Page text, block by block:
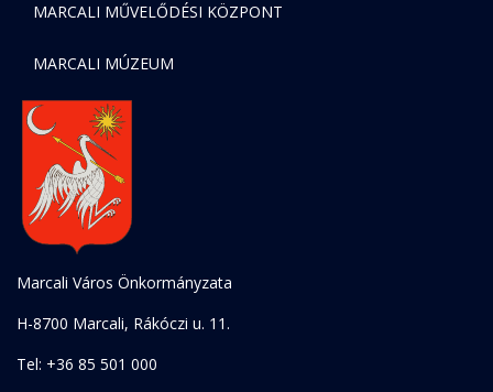
MARCALI MŰVELŐDÉSI KÖZPONT
MARCALI MÚZEUM
Marcali Város Önkormányzata
H-8700 Marcali, Rákóczi u. 11.
Tel: +36 85 501 000